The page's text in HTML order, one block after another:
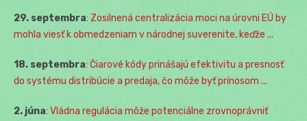
29. septembra: Zosilnená centralizácia moci na úrovni EÚ by
mohla viesť k obmedzeniam v národnej suverenite, keďže ...
18. septembra: Čiarové kódy prinášajú efektivitu a presnosť
do systému distribúcie a predaja, čo môže byť prínosom ...
2. júna: Vládna regulácia môže potenciálne zrovnoprávniť